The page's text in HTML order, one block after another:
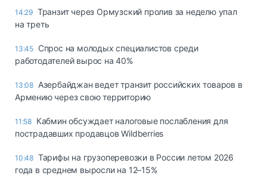
14:29 Транзит через Ормузский пролив за неделю упал
на треть
13:45 Спрос на молодых специалистов среди
работодателей вырос на 40%
13:08 Азербайджан ведет транзит российских товаров в
Армению через свою территорию
11:58 Кабмин обсуждает налоговые послабления для
пострадавших продавцов Wildberries
10:48 Тарифы на грузоперевозки в России летом 2026
года в среднем выросли на 12–15%